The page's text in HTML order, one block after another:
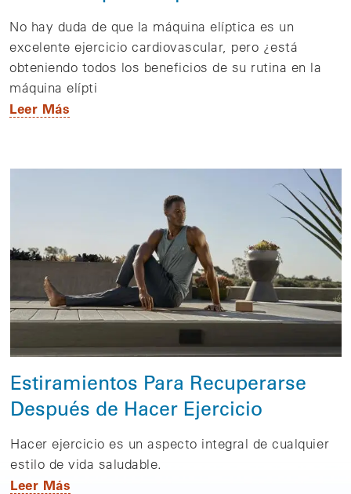
No hay duda de que la máquina elíptica es un
excelente ejercicio cardiovascular, pero ¿está
obteniendo todos los beneficios de su rutina en la
máquina elípti
Leer Más
Estiramientos Para Recuperarse
Después de Hacer Ejercicio
Hacer ejercicio es un aspecto integral de cualquier
estilo de vida saludable.
Leer Más